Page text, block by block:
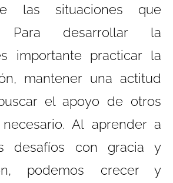
las situaciones que
Para desarrollar la
importante practicar la
mantener una actitud
el apoyo de otros
Al aprender a
desafíos con gracia y
podemos crecer y